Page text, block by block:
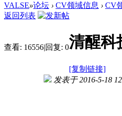
VALSE»论坛 › CV领域信息 › CV
返回列表
查看: 16556|回复: 0清醒科
[复制链接]
发表于 2016-5-18